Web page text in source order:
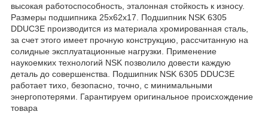
высокая работоспособность, эталонная стойкость к износу.
Размеры подшипника 25x62x17. Подшипник NSK 6305
DDUC3E производится из материала хромированная сталь,
за счет этого имеет прочную конструкцию, рассчитанную на
солидные эксплуатационные нагрузки. Применение
наукоемких технологий NSK позволило довести каждую
деталь до совершенства. Подшипник NSK 6305 DDUC3E
работает тихо, безопасно, точно, с минимальными
энергопотерями. Гарантируем оригинальное происхождение
товара